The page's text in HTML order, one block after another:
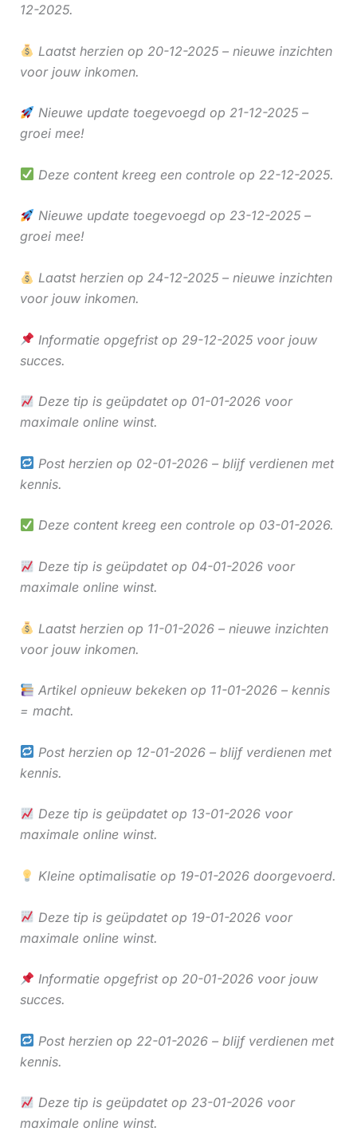
12-2025.
Laatst herzien op 20-12-2025 – nieuwe inzichten
voor jouw inkomen.
Nieuwe update toegevoegd op 21-12-2025 –
groei mee!
Deze content kreeg een controle op 22-12-2025.
Nieuwe update toegevoegd op 23-12-2025 –
groei mee!
Laatst herzien op 24-12-2025 – nieuwe inzichten
voor jouw inkomen.
Informatie opgefrist op 29-12-2025 voor jouw
succes.
Deze tip is geüpdatet op 01-01-2026 voor
maximale online winst.
Post herzien op 02-01-2026 – blijf verdienen met
kennis.
Deze content kreeg een controle op 03-01-2026.
Deze tip is geüpdatet op 04-01-2026 voor
maximale online winst.
Laatst herzien op 11-01-2026 – nieuwe inzichten
voor jouw inkomen.
Artikel opnieuw bekeken op 11-01-2026 – kennis
= macht.
Post herzien op 12-01-2026 – blijf verdienen met
kennis.
Deze tip is geüpdatet op 13-01-2026 voor
maximale online winst.
Kleine optimalisatie op 19-01-2026 doorgevoerd.
Deze tip is geüpdatet op 19-01-2026 voor
maximale online winst.
Informatie opgefrist op 20-01-2026 voor jouw
succes.
Post herzien op 22-01-2026 – blijf verdienen met
kennis.
Deze tip is geüpdatet op 23-01-2026 voor
maximale online winst.